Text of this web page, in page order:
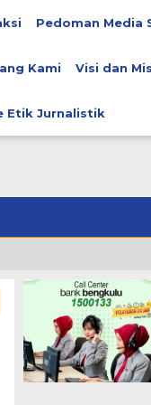
Pedoman Media
Kami Visi dan
Etik Jurnalistik